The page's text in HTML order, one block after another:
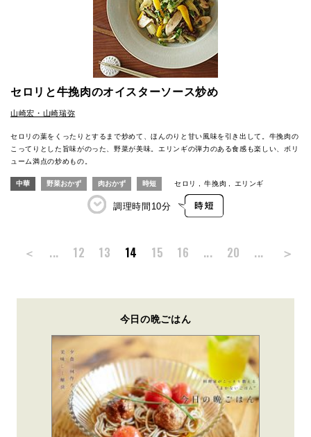
セロリと牛挽肉のオイスターソース炒め
山崎宏・山崎瑞弥
セロリの葉をくったりとするまで炒めて、ほんのりと甘い風味を引き出して。牛挽肉の
こってりとした旨味がのった、野菜が美味。エリンギの弾力のある食感も楽しい、ボリ
ューム満点の炒めもの。
中華 野菜おかず 肉おかず 時短 セロリ 牛挽肉 エリンギ
調理時間 10分
＜ ... 12 13 14 15 16 ... 20 ... ＞
今日の晩ごはん